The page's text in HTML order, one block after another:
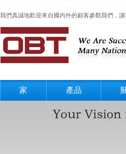
我們真誠地歡迎來自國內外的顧客參觀我們，
家 產品